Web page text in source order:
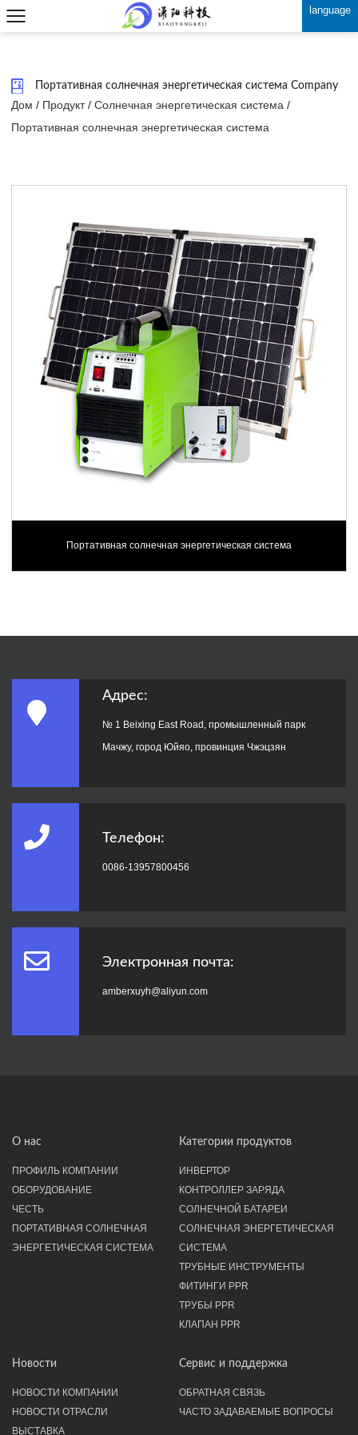
language
Портативная солнечная энергетическая система Company
Дом / Продукт/ Солнечная энергетическая система /
Портативная солнечная энергетическая система
Портативная солнечная энергетическая система
Адрес:
№ 1 Beixing East Road, промышленный парк
Мачжу, город Юйяо, провинция Чжэцзян
Телефон:
0086-13957800456
Электронная почта:
amberxuyh@aliyun.com
О нас
ПРОФИЛЬ КОМПАНИИ
ОБОРУДОВАНИЕ
ЧЕСТЬ
ПОРТАТИВНАЯ СОЛНЕЧНАЯ
ЭНЕРГЕТИЧЕСКАЯ СИСТЕМА
Категории продуктов
ИНВЕРТОР
КОНТРОЛЛЕР ЗАРЯДА
СОЛНЕЧНОЙ БАТАРЕИ
СОЛНЕЧНАЯ ЭНЕРГЕТИЧЕСКАЯ
СИСТЕМА
ТРУБНЫЕ ИНСТРУМЕНТЫ
ФИТИНГИ PPR
ТРУБЫ PPR
КЛАПАН PPR
Новости
НОВОСТИ КОМПАНИИ
НОВОСТИ ОТРАСЛИ
ВЫСТАВКА
Сервис и поддержка
ОБРАТНАЯ СВЯЗЬ
ЧАСТО ЗАДАВАЕМЫЕ ВОПРОСЫ